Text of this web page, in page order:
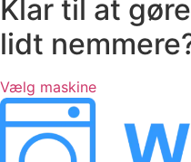
Klar til at
lidt
Vælg maskine